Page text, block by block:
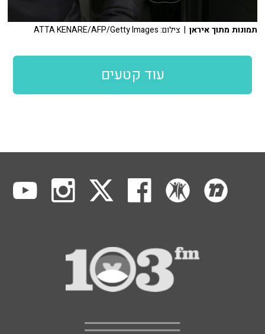
תמונות מתוך איראן | צילום: ATTA KENARE/AFP/Getty Images
עוד קטעים